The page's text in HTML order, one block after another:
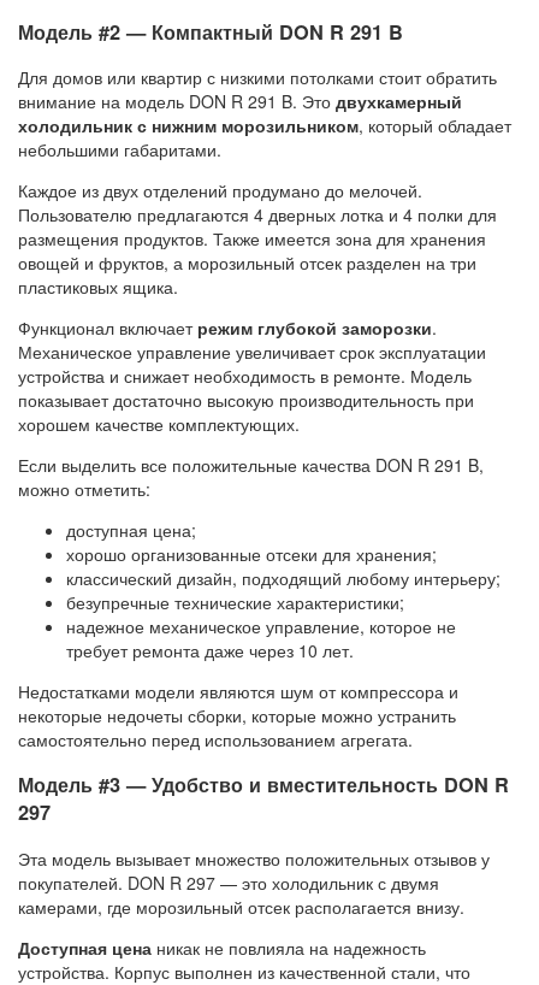
Модель #2 — Компактный DON R 291 B
Для домов или квартир с низкими потолками стоит обратить
внимание на модель DON R 291 B. Это двухкамерный
холодильник с нижним морозильником, который обладает
небольшими габаритами.
Каждое из двух отделений продумано до мелочей.
Пользователю предлагаются 4 дверных лотка и 4 полки для
размещения продуктов. Также имеется зона для хранения
овощей и фруктов, а морозильный отсек разделен на три
пластиковых ящика.
Функционал включает режим глубокой заморозки.
Механическое управление увеличивает срок эксплуатации
устройства и снижает необходимость в ремонте. Модель
показывает достаточно высокую производительность при
хорошем качестве комплектующих.
Если выделить все положительные качества DON R 291 B,
можно отметить:
доступная цена;
хорошо организованные отсеки для хранения;
классический дизайн, подходящий любому интерьеру;
безупречные технические характеристики;
надежное механическое управление, которое не
требует ремонта даже через 10 лет.
Недостатками модели являются шум от компрессора и
некоторые недочеты сборки, которые можно устранить
самостоятельно перед использованием агрегата.
Модель #3 — Удобство и вместительность DON R
297
Эта модель вызывает множество положительных отзывов у
покупателей. DON R 297 — это холодильник с двумя
камерами, где морозильный отсек располагается внизу.
Доступная цена никак не повлияла на надежность
устройства. Корпус выполнен из качественной стали, что